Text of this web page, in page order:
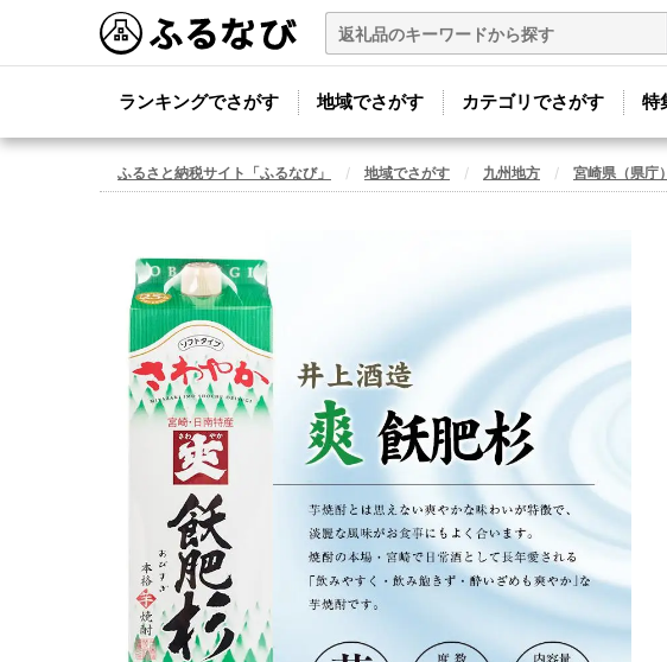
ランキングでさがす 地域でさがす カテゴリでさがす 特
ふるさと納税サイト「ふるなび」 地域でさがす 九州地方 宮崎県（県庁